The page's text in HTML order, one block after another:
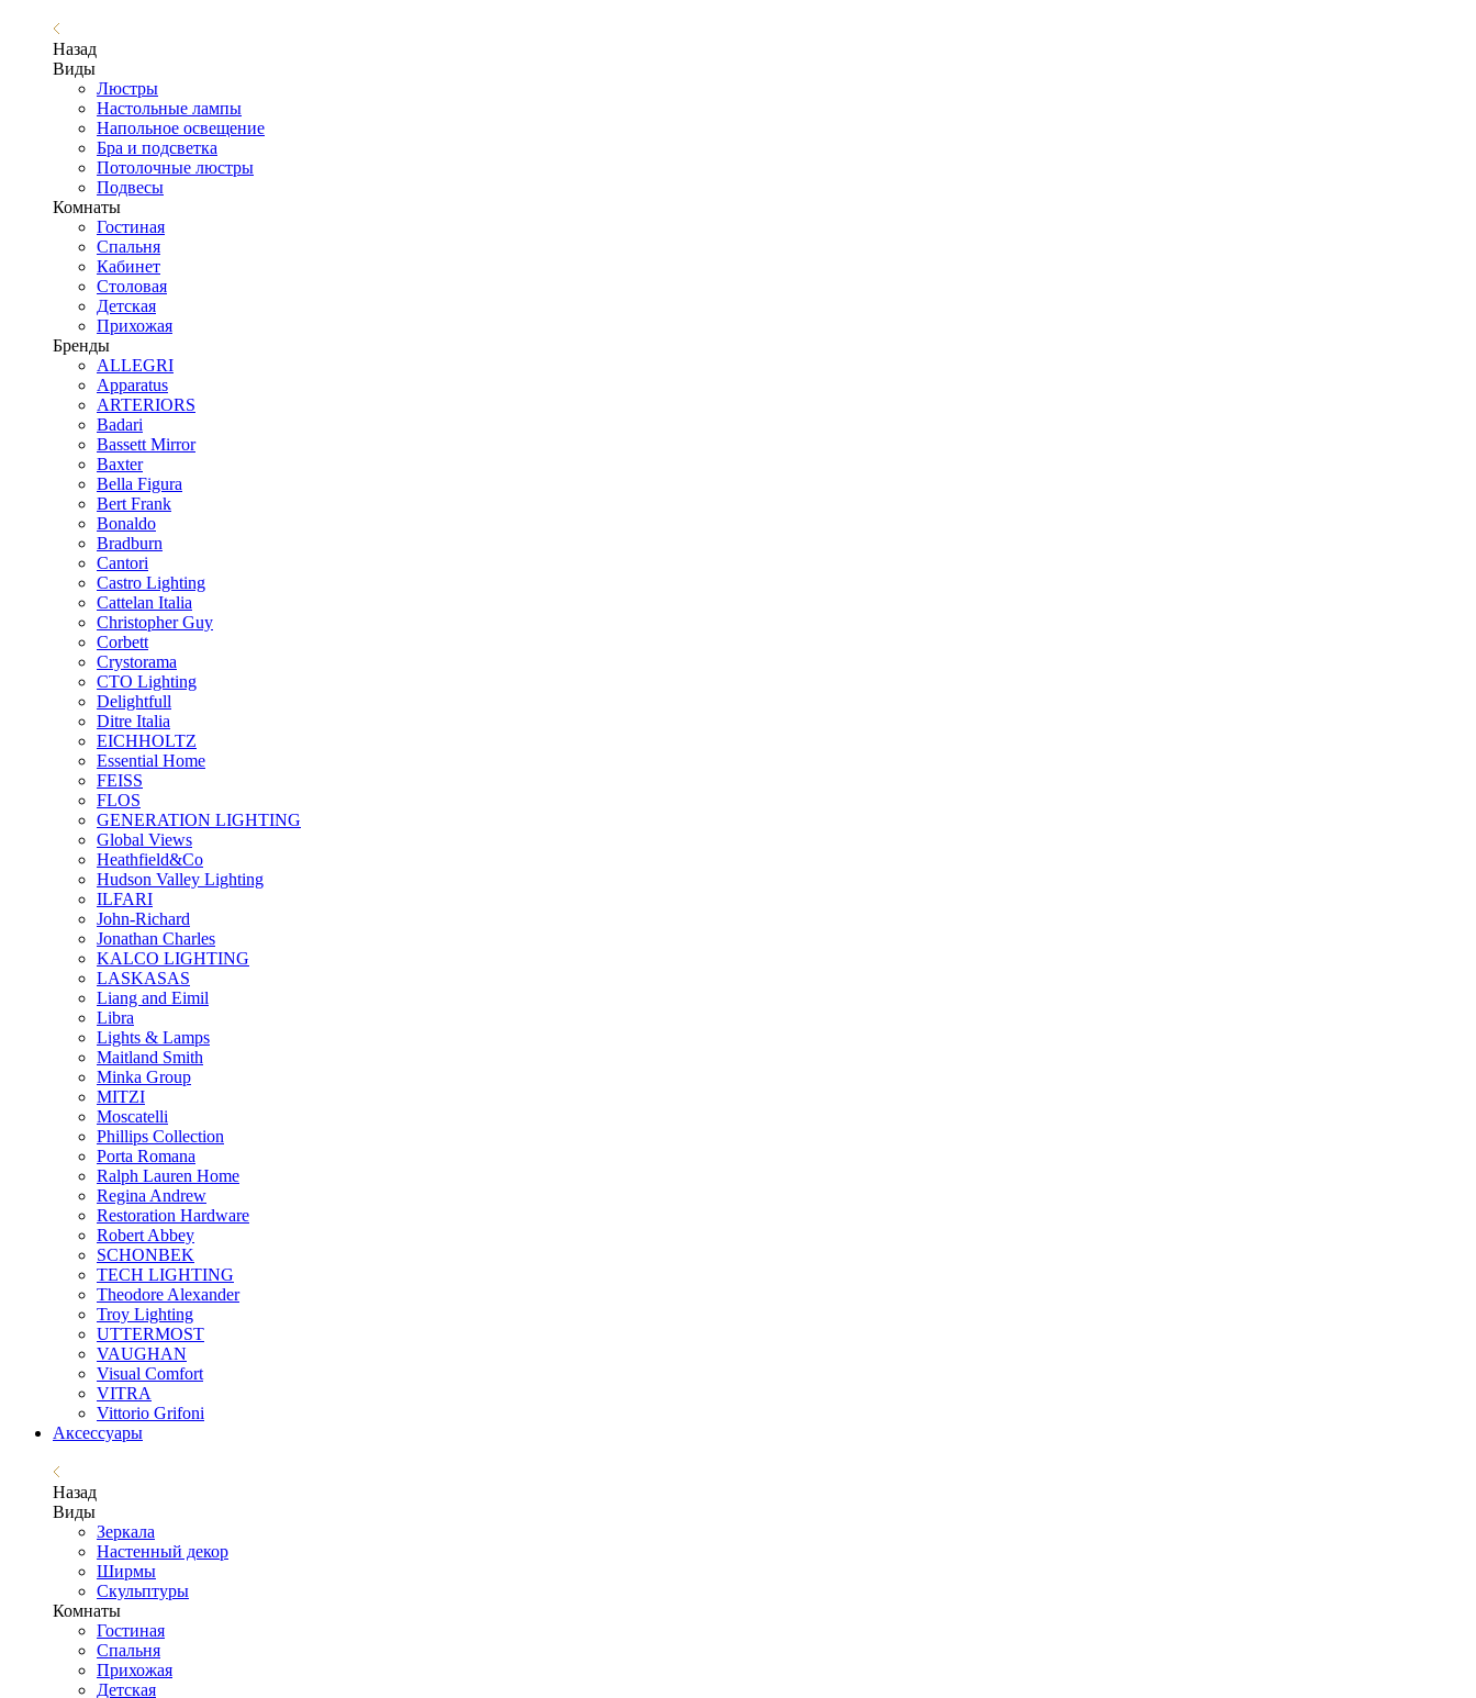
Назад
Виды
Люстры
Настольные лампы
Напольное освещение
Бра и подсветка
Потолочные люстры
Подвесы
Комнаты
Гостиная
Спальня
Кабинет
Столовая
Детская
Прихожая
Бренды
ALLEGRI
Apparatus
ARTERIORS
Badari
Bassett Mirror
Baxter
Bella Figura
Bert Frank
Bonaldo
Bradburn
Cantori
Castro Lighting
Cattelan Italia
Christopher Guy
Corbett
Crystorama
CTO Lighting
Delightfull
Ditre Italia
EICHHOLTZ
Essential Home
FEISS
FLOS
GENERATION LIGHTING
Global Views
Heathfield&Co
Hudson Valley Lighting
ILFARI
John-Richard
Jonathan Charles
KALCO LIGHTING
LASKASAS
Liang and Eimil
Libra
Lights & Lamps
Maitland Smith
Minka Group
MITZI
Moscatelli
Phillips Collection
Porta Romana
Ralph Lauren Home
Regina Andrew
Restoration Hardware
Robert Abbey
SCHONBEK
TECH LIGHTING
Theodore Alexander
Troy Lighting
UTTERMOST
VAUGHAN
Visual Comfort
VITRA
Vittorio Grifoni
Аксессуары
Назад
Виды
Зеркала
Настенный декор
Ширмы
Скульптуры
Комнаты
Гостиная
Спальня
Прихожая
Детская